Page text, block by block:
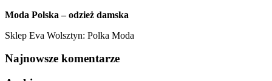
Moda Polska – odzież damska
Sklep Eva Wolsztyn: Polka Moda
Najnowsze komentarze